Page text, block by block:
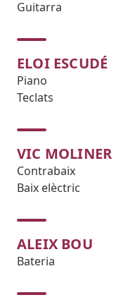
Guitarra
ELOI ESCUDÉ
Piano
Teclats
VIC MOLINER
Contrabaix
Baix elèctric
ALEIX BOU
Bateria